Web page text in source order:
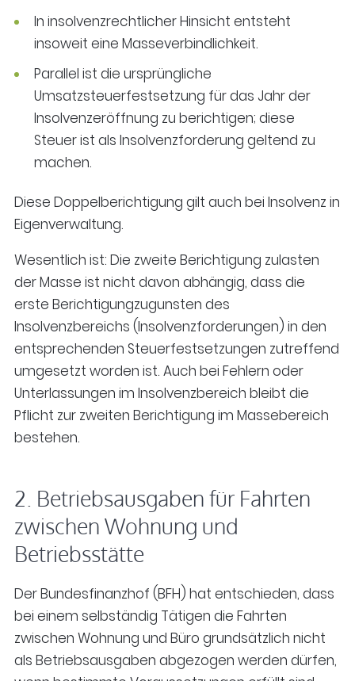
In insolvenzrechtlicher Hinsicht entsteht
insoweit eine Masseverbindlichkeit.
Parallel ist die ursprüngliche
Umsatzsteuerfestsetzung für das Jahr der
Insolvenzeröffnung zu berichtigen; diese
Steuer ist als Insolvenzforderung geltend zu
machen.
Diese Doppelberichtigung gilt auch bei Insolvenz in
Eigenverwaltung.
Wesentlich ist: Die zweite Berichtigung zulasten
der Masse ist nicht davon abhängig, dass die
erste Berichtigungzugunsten des
Insolvenzbereichs (Insolvenzforderungen) in den
entsprechenden Steuerfestsetzungen zutreffend
umgesetzt worden ist. Auch bei Fehlern oder
Unterlassungen im Insolvenzbereich bleibt die
Pflicht zur zweiten Berichtigung im Massebereich
bestehen.
2. Betriebsausgaben für Fahrten
zwischen Wohnung und
Betriebsstätte
Der Bundesfinanzhof (BFH) hat entschieden, dass
bei einem selbständig Tätigen die Fahrten
zwischen Wohnung und Büro grundsätzlich nicht
als Betriebsausgaben abgezogen werden dürfen,